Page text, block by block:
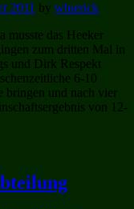
2011 by wluerick
musste das Heeker
zum dritten Mal in
und Dirk Respekt
6-10
bringen und nach vier
von 12-